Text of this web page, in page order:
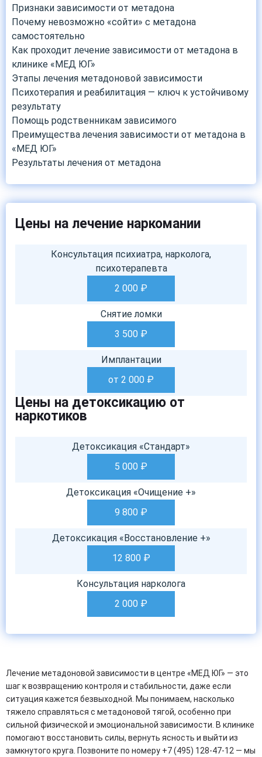
Признаки зависимости от метадона
Почему невозможно «сойти» с метадона
самостоятельно
Как проходит лечение зависимости от метадона в
клинике «МЕД ЮГ»
Этапы лечения метадоновой зависимости
Психотерапия и реабилитация — ключ к устойчивому
результату
Помощь родственникам зависимого
Преимущества лечения зависимости от метадона в
«МЕД ЮГ»
Результаты лечения от метадона
Цены на лечение наркомании
Консультация психиатра, нарколога,
психотерапевта
2 000 ₽
Снятие ломки
3 500 ₽
Имплантации
от 2 000 ₽
Цены на детоксикацию от
наркотиков
Детоксикация «Стандарт»
5 000 ₽
Детоксикация «Очищение +»
9 800 ₽
Детоксикация «Восстановление +»
12 800₽
Консультация нарколога
2 000 ₽
Лечение метадоновой зависимости в центре «МЕД ЮГ» — это
шаг к возвращению контроля и стабильности, даже если
ситуация кажется безвыходной. Мы понимаем, насколько
тяжело справляться с метадоновой тягой, особенно при
сильной физической и эмоциональной зависимости. В клинике
помогают восстановить силы, вернуть ясность и выйти из
замкнутого круга. Позвоните по номеру +7 (495) 128-47-12 — мы